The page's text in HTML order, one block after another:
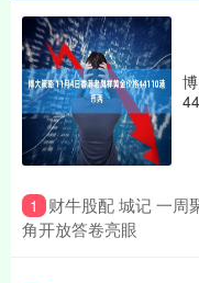
1
财牛股配 城记 一周
角开放答卷亮眼